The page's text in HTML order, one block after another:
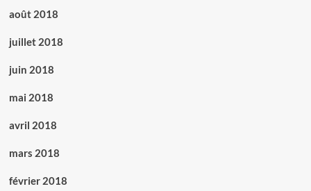
août 2018
juillet 2018
juin 2018
mai 2018
avril 2018
mars 2018
février 2018